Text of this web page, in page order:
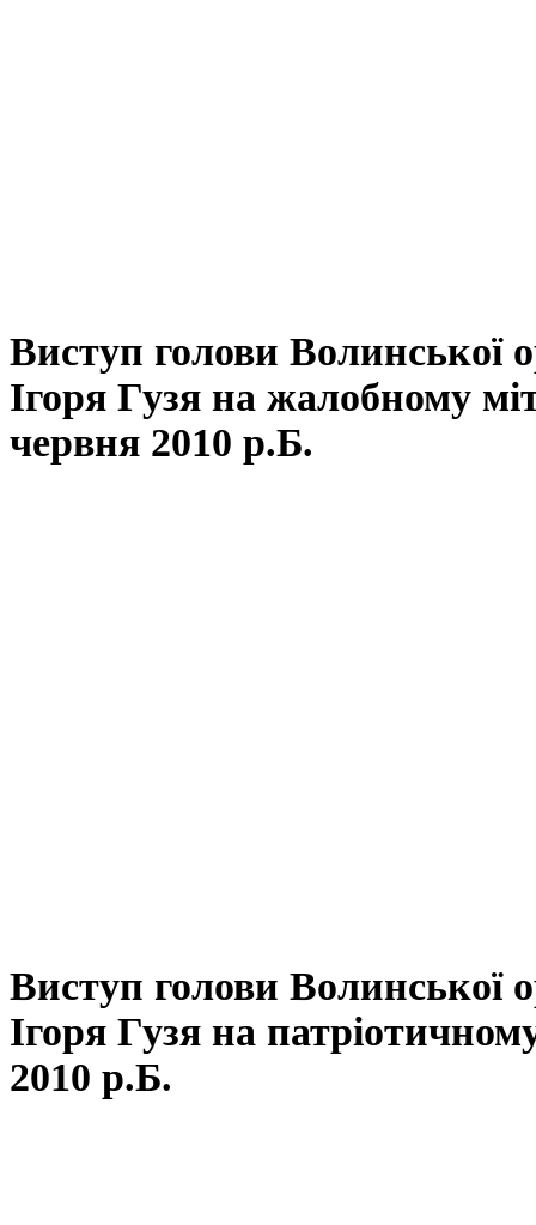
Виступ голови Волинської
Ігоря Гузя на жалобному
червня 2010 р.Б.
Виступ голови Волинської
Ігоря Гузя на
2010 р.Б.